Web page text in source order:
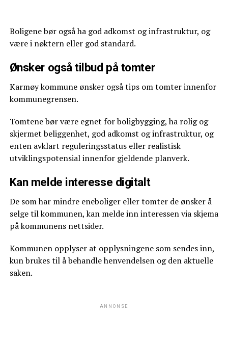
Boligene bør også ha god adkomst og infrastruktur, og
være i nøktern eller god standard.
Ønsker også tilbud på tomter
Karmøy kommune ønsker også tips om tomter innenfor
kommunegrensen.
Tomtene bør være egnet for boligbygging, ha rolig og
skjermet beliggenhet, god adkomst og infrastruktur, og
enten avklart reguleringsstatus eller realistisk
utviklingspotensial innenfor gjeldende planverk.
Kan melde interesse digitalt
De som har mindre eneboliger eller tomter de ønsker å
selge til kommunen, kan melde inn interessen via skjema
på kommunens nettsider.
Kommunen opplyser at opplysningene som sendes inn,
kun brukes til å behandle henvendelsen og den aktuelle
saken.
ANNONSE